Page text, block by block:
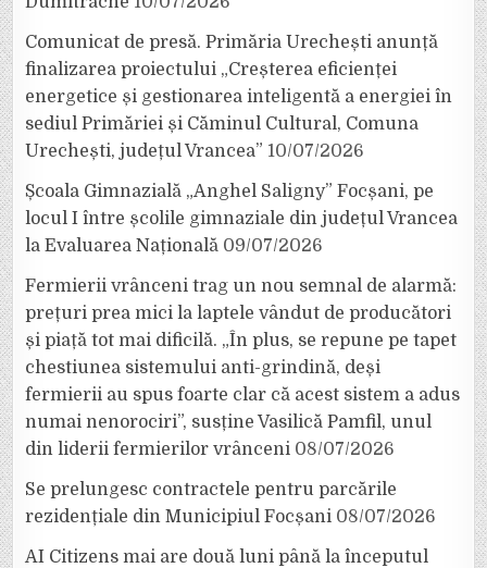
Comunicat de presă. Primăria Urechești anunță
finalizarea proiectului „Creșterea eficienței
energetice și gestionarea inteligentă a energiei în
sediul Primăriei și Căminul Cultural, Comuna
Urechești, județul Vrancea” 10/07/2026
Școala Gimnazială „Anghel Saligny” Focșani, pe
locul I între școlile gimnaziale din județul Vrancea
la Evaluarea Națională 09/07/2026
Fermierii vrânceni trag un nou semnal de alarmă:
prețuri prea mici la laptele vândut de producători
și piață tot mai dificilă. „În plus, se repune pe tapet
chestiunea sistemului anti-grindină, deși
fermierii au spus foarte clar că acest sistem a adus
numai nenorociri”, susține Vasilică Pamfil, unul
din liderii fermierilor vrânceni 08/07/2026
Se prelungesc contractele pentru parcările
rezidențiale din Municipiul Focșani 08/07/2026
AI Citizens mai are două luni până la începutul